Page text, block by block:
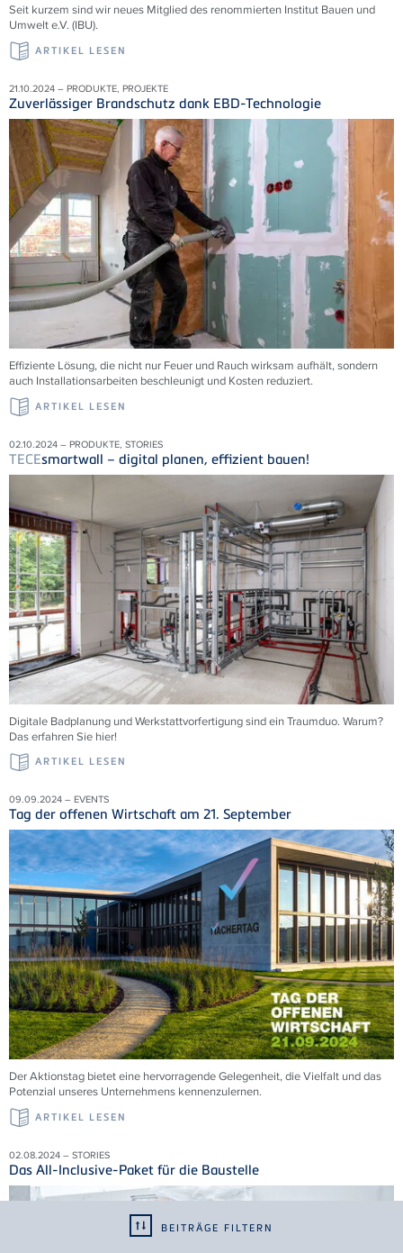
BEITRÄGE FILTERN
Seit kurzem sind wir neues Mitglied des renommierten Institut Bauen und
Umwelt e.V. (IBU).
ARTIKEL LESEN
21.10.2024 – PRODUKTE, PROJEKTE
Zuverlässiger Brandschutz dank EBD-Technologie
Effiziente Lösung, die nicht nur Feuer und Rauch wirksam aufhält, sondern
auch Installationsarbeiten beschleunigt und Kosten reduziert.
ARTIKEL LESEN
02.10.2024 – PRODUKTE, STORIES
TECEsmartwall – digital planen, effizient bauen!
Digitale Badplanung und Werkstattvorfertigung sind ein Traumduo. Warum?
Das erfahren Sie hier!
ARTIKEL LESEN
09.09.2024 – EVENTS
Tag der offenen Wirtschaft am 21. September
Der Aktionstag bietet eine hervorragende Gelegenheit, die Vielfalt und das
Potenzial unseres Unternehmens kennenzulernen.
ARTIKEL LESEN
02.08.2024 – STORIES
Das All-Inclusive-Paket für die Baustelle